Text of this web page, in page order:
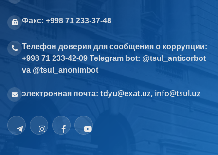
Факс: +998 71 233-37-48
Телефон доверия для сообщения о коррупции:
+998 71 233-42-09 Telegram bot: @tsul_anticorbot
va @tsul_anonimbot
электронная почта: tdyu@exat.uz, info@tsul.uz